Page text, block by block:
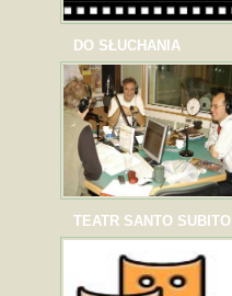
DO SŁUCHANIA
TEATR SANTO SUBITO